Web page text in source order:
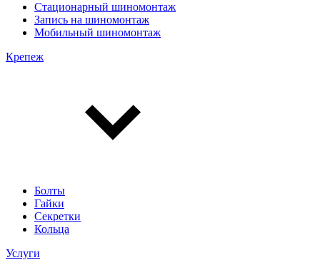
Стационарный шиномонтаж
Запись на шиномонтаж
Мобильный шиномонтаж
Крепеж
Болты
Гайки
Секретки
Кольца
Услуги